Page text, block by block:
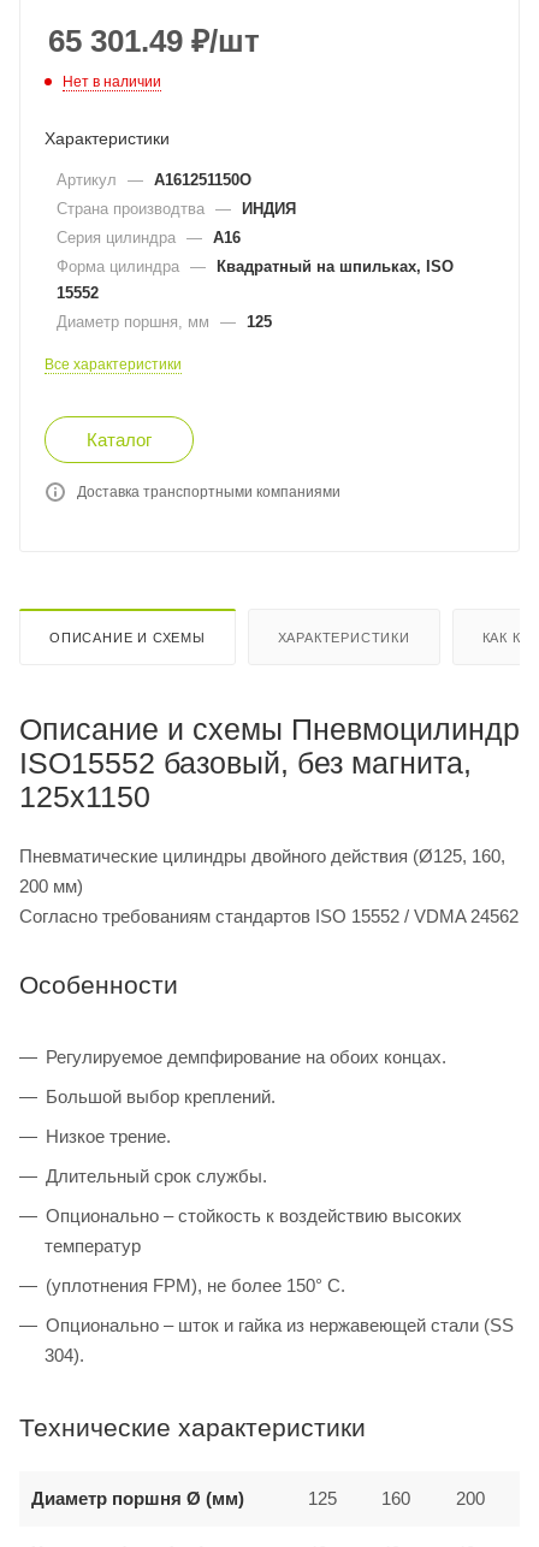
65 301.49 ₽/шт
Нет в наличии
Характеристики
Артикул — A161251150O
Страна производтва — ИНДИЯ
Серия цилиндра — A16
Форма цилиндра — Квадратный на шпильках, ISO
15552
Диаметр поршня, мм
— 125
Все характеристики
Каталог
Доставка транспортными компаниями
ОПИСАНИЕ И СХЕМЫ ХАРАКТЕРИСТИКИ КАК
Описание и схемы Пневмоцилиндр
ISO15552 базовый, без магнита,
125x1150
Пневматические цилиндры двойного действия (Ø125, 160,
200 мм)
Согласно требованиям стандартов ISO 15552 / VDMA 24562
Особенности
Регулируемое демпфирование на обоих концах.
Большой выбор креплений.
Низкое трение.
Длительный срок службы.
Опционально – стойкость к воздействию высоких
температур
(уплотнения FPM), не более 150° C.
Опционально – шток и гайка из нержавеющей стали (SS
304).
Технические характеристики
Диаметр поршня Ø (мм) 125 160 200